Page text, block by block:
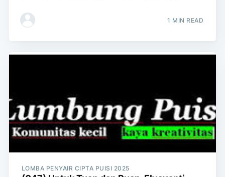
1 MIN READ
LOMBA PENYAIR CIPTA PUISI 2025